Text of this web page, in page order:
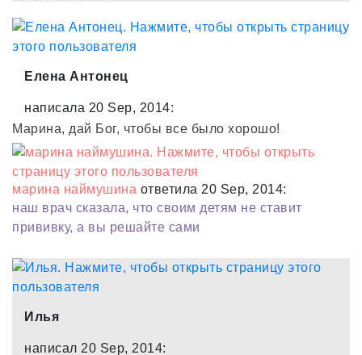
Елена Антонец
написала 20 Sep, 2014:
Марина, дай Бог, чтобы все было хорошо!
марина наймушина ответила 20 Sep, 2014:
наш врач сказала, что своим детям не ставит
прививку, а вы решайте сами
Илья
написал 20 Sep, 2014: